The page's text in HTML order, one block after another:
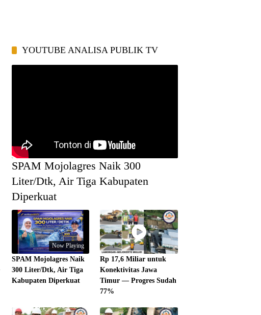
YOUTUBE ANALISA PUBLIK TV
SPAM Mojolagres Naik 300
Liter/Dtk, Air Tiga Kabupaten
Diperkuat
Now Playing
SPAM Mojolagres Naik
300 Liter/Dtk, Air Tiga
Kabupaten Diperkuat
Rp 17,6 Miliar untuk
Konektivitas Jawa
Timur — Progres Sudah
77%